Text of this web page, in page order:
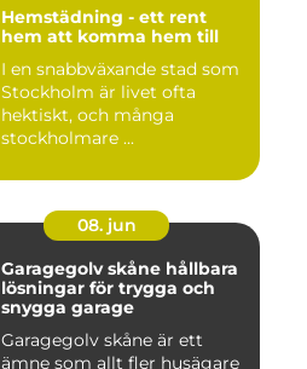
Hemstädning - ett rent
hem att komma hem till
I en snabbväxande stad som
Stockholm är livet ofta
hektiskt, och många
stockholmare ...
08. jun
Garagegolv skåne hållbara
lösningar för trygga och
snygga garage
Garagegolv skåne är ett
ämne som allt fler husägare